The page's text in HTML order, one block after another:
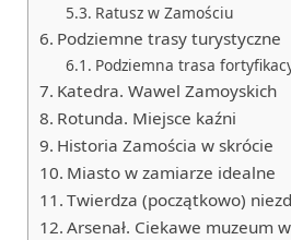
Ratusz w Zamościu
Podziemne trasy turystyczne
Podziemna trasa
Katedra. Wawel Zamoyskich
Rotunda. Miejsce kaźni
Historia Zamościa w skrócie
Miasto w zamiarze idealne
Twierdza (początkowo)
Arsenał. Ciekawe muzeum